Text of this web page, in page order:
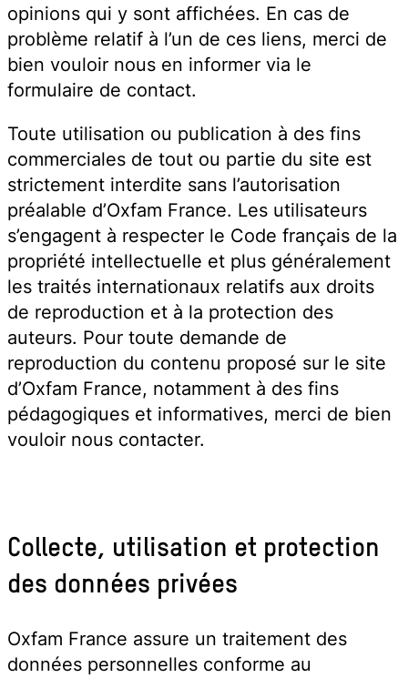
opinions qui y sont affichées. En cas de
problème relatif à l’un de ces liens, merci de
bien vouloir nous en informer via le
formulaire de contact.
Toute utilisation ou publication à des fins
commerciales de tout ou partie du site est
strictement interdite sans l’autorisation
préalable d’Oxfam France. Les utilisateurs
s’engagent à respecter le Code français de la
propriété intellectuelle et plus généralement
les traités internationaux relatifs aux droits
de reproduction et à la protection des
auteurs. Pour toute demande de
reproduction du contenu proposé sur le site
d’Oxfam France, notamment à des fins
pédagogiques et informatives, merci de bien
vouloir nous contacter.
Collecte, utilisation et protection
des données privées
Oxfam France assure un traitement des
données personnelles conforme au